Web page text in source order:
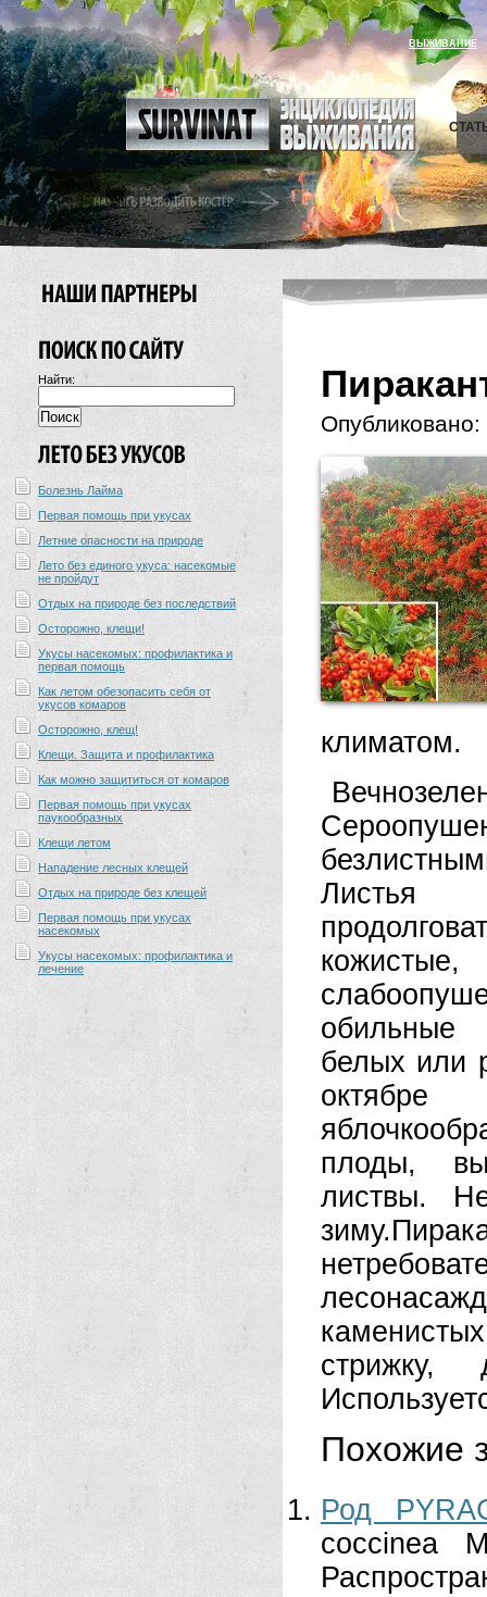
ВЫЖИВАНИЕ
Найти:
Болезнь Лайма
Первая помощь при укусах
Летние опасности на природе
Лето без единого укуса: насекомые
не пройдут
Отдых на природе без последствий
Осторожно, клещи!
Укусы насекомых: профилактика и
первая помощь
Как летом обезопасить себя от
укусов комаров
Осторожно, клещ!
Клещи. Защита и профилактика
Как можно защититься от комаров
Первая помощь при укусах
паукообразных
Клещи летом
Нападение лесных клещей
Отдых на природе без клещей
Первая помощь при укусах
насекомых
Укусы насекомых: профилактика и
лечение
Опубликовано:
климатом.
обильные
белых или
плоды,
листвы.
зиму.
стрижку,
Похожие
Род
coccinea